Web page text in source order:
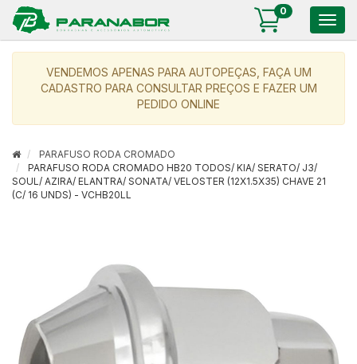
0
VENDEMOS APENAS PARA AUTOPEÇAS, FAÇA UM
CADASTRO PARA CONSULTAR PREÇOS E FAZER UM
PEDIDO ONLINE
PARAFUSO RODA CROMADO
PARAFUSO RODA CROMADO HB20 TODOS/ KIA/ SERATO/ J3/
SOUL/ AZIRA/ ELANTRA/ SONATA/ VELOSTER (12X1.5X35) CHAVE 21
(C/ 16 UNDS) - VCHB20LL